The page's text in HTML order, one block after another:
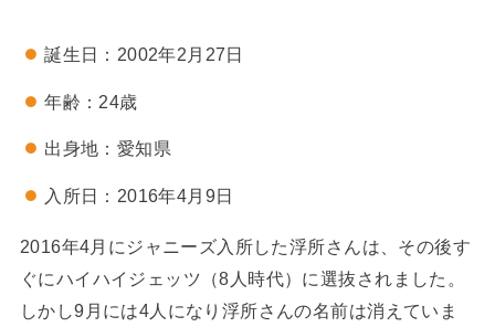
誕生日：2002年2月27日
年齢：24歳
出身地：愛知県
入所日：2016年4月9日
2016年4月にジャニーズ入所した浮所さんは、その後す
ぐにハイハイジェッツ（8人時代）に選抜されました。
しかし9月には4人になり浮所さんの名前は消えていま